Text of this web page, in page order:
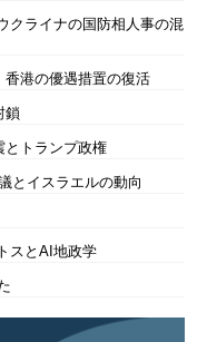
クライナの国防相人事の混
香港の優遇措置の復活
鎖
とトランプ政権
とイスラエルの動向
スとAI地政学